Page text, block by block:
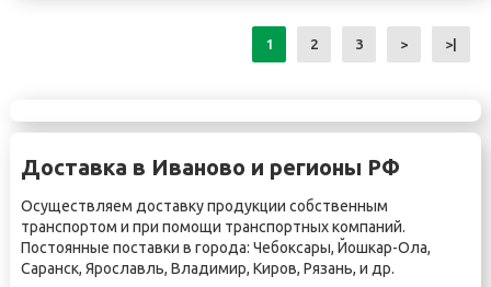
1 2 3 > >|
Доставка в Иваново и регионы РФ
Осуществляем доставку продукции собственным
транспортом и при помощи транспортных компаний.
Постоянные поставки в города: Чебоксары, Йошкар-Ола,
Саранск, Ярославль, Владимир, Киров, Рязань, и др.